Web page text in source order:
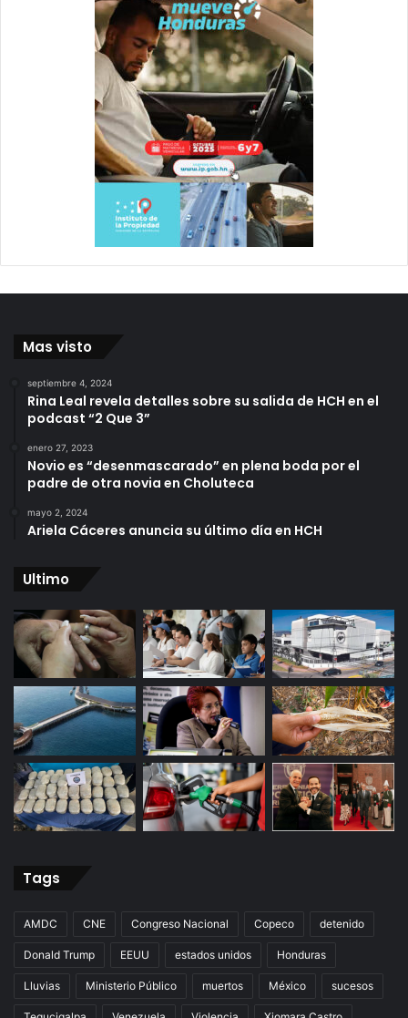
Mas visto
septiembre 4, 2024
Rina Leal revela detalles sobre su salida de HCH en el
podcast “2 Que 3”
enero 27, 2023
Novio es “desenmascarado” en plena boda por el
padre de otra novia en Choluteca
mayo 2, 2024
Ariela Cáceres anuncia su último día en HCH
Ultimo
Tags
AMDC CNE Congreso Nacional Copeco detenido
Donald Trump EEUU estados unidos Honduras
Lluvias Ministerio Público muertos México sucesos